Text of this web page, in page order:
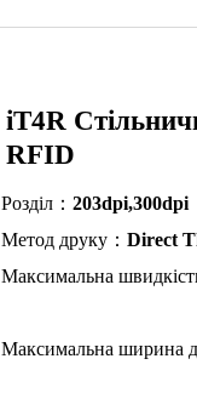
iT4R
RFID
Розділ： 203dpi,300dpi
Метод друку： Direct
Максимальна
Максимальна ширина